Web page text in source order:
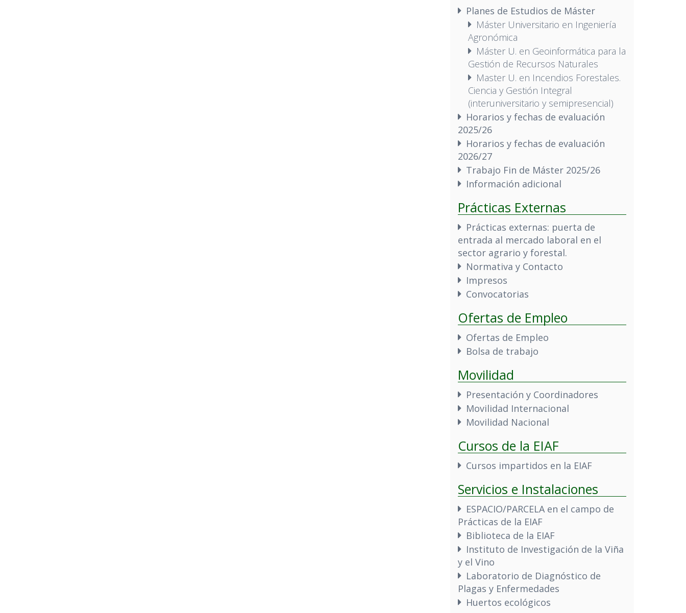
Planes de Estudios de Máster
Máster Universitario en Ingeniería
Agronómica
Máster U. en Geoinformática para la
Gestión de Recursos Naturales
Master U. en Incendios Forestales.
Ciencia y Gestión Integral
(interuniversitario y semipresencial)
Horarios y fechas de evaluación
2025/26
Horarios y fechas de evaluación
2026/27
Trabajo Fin de Máster 2025/26
Información adicional
Prácticas Externas
Prácticas externas: puerta de
entrada al mercado laboral en el
sector agrario y forestal.
Normativa y Contacto
Impresos
Convocatorias
Ofertas de Empleo
Ofertas de Empleo
Bolsa de trabajo
Movilidad
Presentación y Coordinadores
Movilidad Internacional
Movilidad Nacional
Cursos de la EIAF
Cursos impartidos en la EIAF
Servicios e Instalaciones
ESPACIO/PARCELA en el campo de
Prácticas de la EIAF
Biblioteca de la EIAF
Instituto de Investigación de la Viña
y el Vino
Laboratorio de Diagnóstico de
Plagas y Enfermedades
Huertos ecológicos